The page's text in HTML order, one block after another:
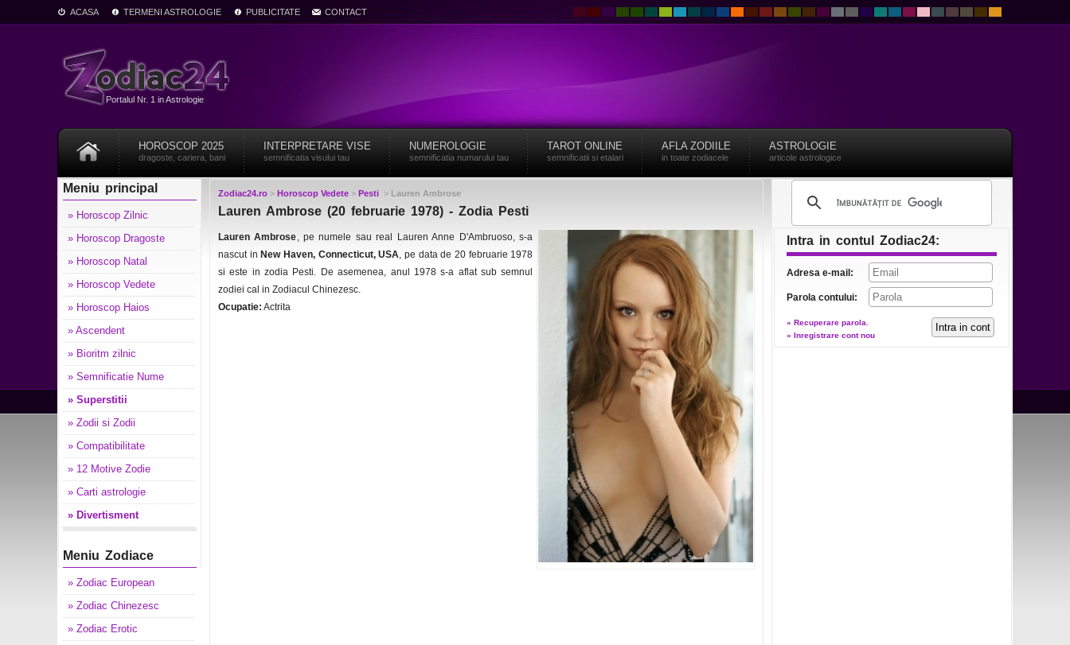
ACASA TERMENI ASTROLOGIE PUBLICITATE CONTACT
Portalul Nr. 1 in Astrologie
HOROSCOP 2025
dragoste, cariera, bani
INTERPRETARE VISE
semnificatia visului tau
NUMEROLOGIE
semnificatia numarului tau
TAROT ONLINE
semnificatii si etalari
AFLA ZODIILE
in toate zodiacele
ASTROLOGIE
articole astrologice
Meniu principal
» Horoscop Zilnic
» Horoscop Dragoste
» Horoscop Natal
» Horoscop Vedete
» Horoscop Haios
» Ascendent
» Bioritm zilnic
» Semnificatie Nume
» Superstitii
» Zodii si Zodii
» Compatibilitate
» 12 Motive Zodie
» Carti astrologie
» Divertisment
Meniu Zodiace
» Zodiac European
» Zodiac Chinezesc
» Zodiac Erotic
Zodiac24.ro > Horoscop Vedete > Pesti > Lauren Ambrose
Lauren Ambrose (20 februarie 1978) - Zodia Pesti
Lauren Ambrose, pe numele sau real Lauren Anne D'Ambruoso, s-a
nascut in New Haven, Connecticut, USA, pe data de 20 februarie 1978
si este in zodia Pesti. De asemenea, anul 1978 s-a aflat sub semnul
zodiei cal in Zodiacul Chinezesc.
Ocupatie: Actrita
Intra in contul Zodiac24:
Adresa e-mail:
Parola contului:
» Recuperare parola.
» Inregistrare cont nou